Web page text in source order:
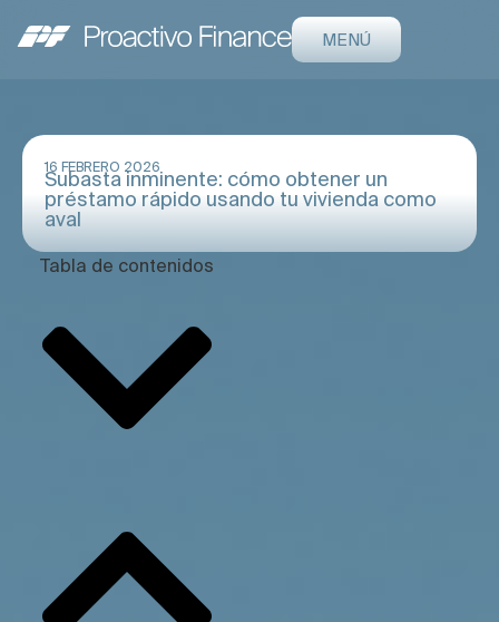
MENÚ
16 FEBRERO 2026
Subasta inminente: cómo obtener un
préstamo rápido usando tu vivienda como
aval
Tabla de contenidos